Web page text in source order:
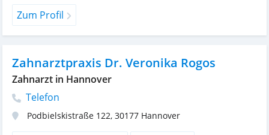
Zum Profil
Zahnarztpraxis Dr. Veronika Rogos
Zahnarzt in Hannover
Telefon
Podbielskistraße 122, 30177 Hannover